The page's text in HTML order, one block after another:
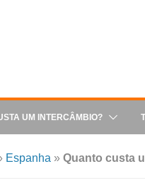
UM INTERCÂMBIO?
Espanha » Quanto custa